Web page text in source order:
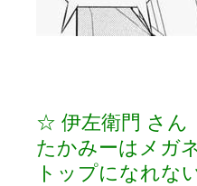
☆ 伊左衛門 さん
たかみーはメガ
トップになれな